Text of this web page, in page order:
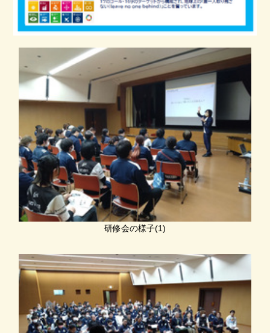
研修会の様子(1)